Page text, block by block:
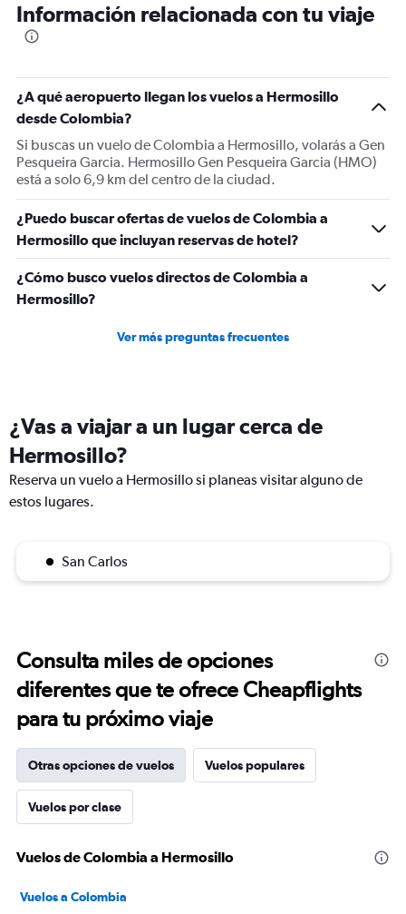
categories.
The
Y
axis
displaying
values.
Range:
0
2400.
Información relacionada con tu viaje
¿A qué aeropuerto llegan los vuelos a Hermosillo
desde Colombia?
Si buscas un vuelo de Colombia a Hermosillo, volarás a Gen
Pesqueira Garcia. Hermosillo Gen Pesqueira Garcia (HMO)
está a solo 6,9 km del centro de la ciudad.
¿Puedo buscar ofertas de vuelos de Colombia a
Hermosillo que incluyan reservas de hotel?
¿Cómo busco vuelos directos de Colombia a
Hermosillo?
Ver más preguntas frecuentes
¿Vas a viajar a un lugar cerca de
Hermosillo?
Reserva un vuelo a Hermosillo si planeas visitar alguno de
estos lugares.
San Carlos
Consulta miles de opciones
diferentes que te ofrece Cheapflights
para tu próximo viaje
Otras opciones de vuelos Vuelos populares
Vuelos por clase
Vuelos de Colombia a Hermosillo
Vuelos a Colombia